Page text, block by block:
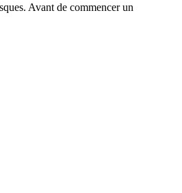
Avant de commencer un